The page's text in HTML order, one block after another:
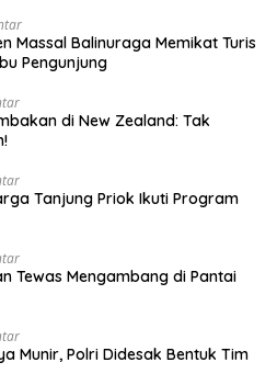
Massal Balinuraga Memikat Turis
Pengunjung
di New Zealand: Tak
Tanjung Priok Ikuti Program
Tewas Mengambang di Pantai
Munir, Polri Didesak Bentuk Tim